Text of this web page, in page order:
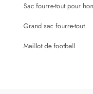
Sac fourre-tout pour
Grand sac fourre-tout
Maillot de football